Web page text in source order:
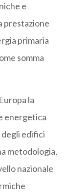
e
prestazione
primaria
somma
la
energetica
edifici
metodologia,
nazionale